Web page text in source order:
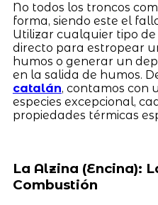
No todos los troncos
forma, siendo este el
Utilizar cualquier tipo
directo para estropear
humos o generar un
en la salida de humos.
catalán, contamos con
especies excepcional,
propiedades térmicas
La Alzina (Encina):
Combustión